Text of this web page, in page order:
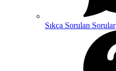
Sıkça Sorulan Sorular